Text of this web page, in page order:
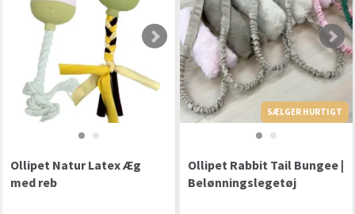
Ollipet Natur Latex Æg
med reb
SÆLGER HURTIGT
Ollipet Rabbit Tail Bungee |
Belønningslegetøj